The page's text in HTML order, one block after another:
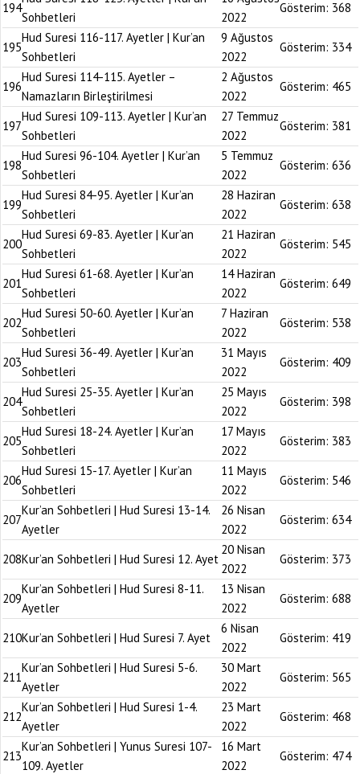
194
Sohbetleri
2022
Gösterim: 368
195
Hud Suresi 116-117. Ayetler | Kur’an
Sohbetleri
9 Ağustos
2022
Gösterim: 334
196
Hud Suresi 114-115. Ayetler –
Namazların Birleştirilmesi
2 Ağustos
2022
Gösterim: 465
197
Hud Suresi 109-113. Ayetler | Kur’an
Sohbetleri
27 Temmuz
2022
Gösterim: 381
198
Hud Suresi 96-104. Ayetler | Kur’an
Sohbetleri
5 Temmuz
2022
Gösterim: 636
199
Hud Suresi 84-95. Ayetler | Kur’an
Sohbetleri
28 Haziran
2022
Gösterim: 638
200
Hud Suresi 69-83. Ayetler | Kur’an
Sohbetleri
21 Haziran
2022
Gösterim: 545
201
Hud Suresi 61-68. Ayetler | Kur’an
Sohbetleri
14 Haziran
2022
Gösterim: 649
202
Hud Suresi 50-60. Ayetler | Kur’an
Sohbetleri
7 Haziran
2022
Gösterim: 538
203
Hud Suresi 36-49. Ayetler | Kur’an
Sohbetleri
31 Mayıs
2022
Gösterim: 409
204
Hud Suresi 25-35. Ayetler | Kur’an
Sohbetleri
25 Mayıs
2022
Gösterim: 398
205
Hud Suresi 18-24. Ayetler | Kur’an
Sohbetleri
17 Mayıs
2022
Gösterim: 383
206
Hud Suresi 15-17. Ayetler | Kur’an
Sohbetleri
11 Mayıs
2022
Gösterim: 546
207
Kur’an Sohbetleri | Hud Suresi 13-14.
Ayetler
26 Nisan
2022
Gösterim: 634
208Kur’an Sohbetleri | Hud Suresi 12. Ayet
20 Nisan
2022
Gösterim: 373
209
Kur’an Sohbetleri | Hud Suresi 8-11.
Ayetler
13 Nisan
2022
Gösterim: 688
210Kur’an Sohbetleri | Hud Suresi 7. Ayet
6 Nisan
2022
Gösterim: 419
211
Kur’an Sohbetleri | Hud Suresi 5-6.
Ayetler
30 Mart
2022
Gösterim: 565
212
Kur’an Sohbetleri | Hud Suresi 1-4.
Ayetler
23 Mart
2022
Gösterim: 468
213
Kur’an Sohbetleri | Yunus Suresi 107-
109. Ayetler
16 Mart
2022
Gösterim: 474